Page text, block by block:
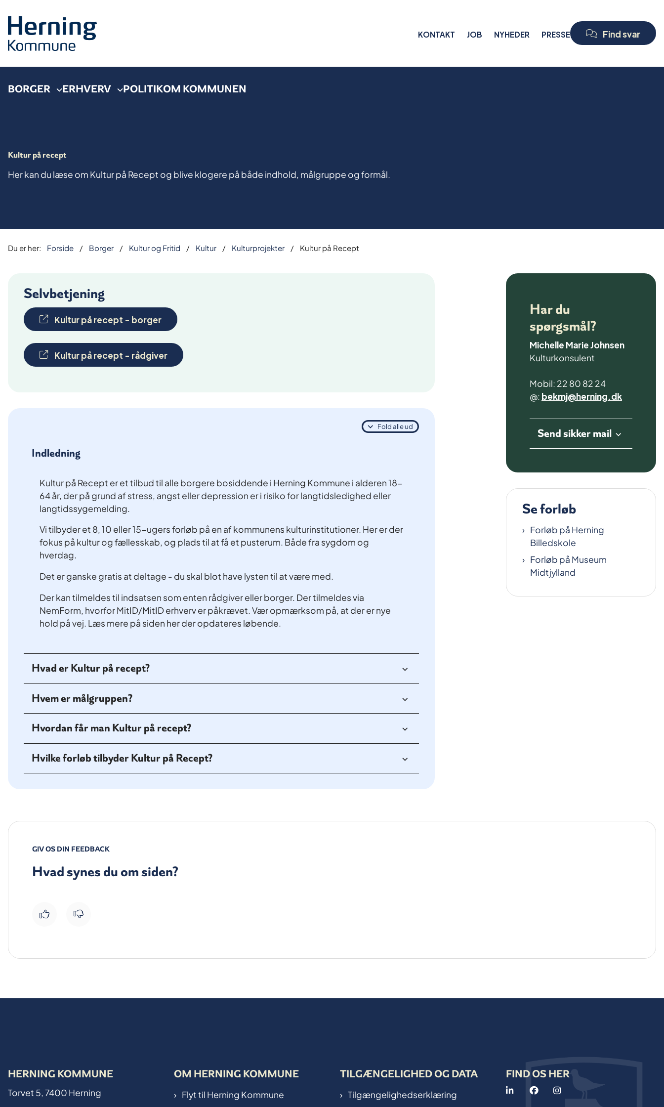
KONTAKT JOB NYHEDER PRESSE Find svar
BORGER ERHVERV POLITIKOM KOMMUNEN
Kultur på recept
Her kan du læse om Kultur på Recept og blive klogere på både indhold, målgruppe og formål.
Du er her: Forside Borger Kultur og Fritid Kultur Kulturprojekter Kultur på Recept
Selvbetjening
Kultur på recept - borger
Kultur på recept - rådgiver
Fold alle ud
Indledning
Kultur på Recept er et tilbud til alle borgere bosiddende i Herning Kommune i alderen 18-
64 år, der på grund af stress, angst eller depression er i risiko for langtidsledighed eller
langtidssygemelding.
Vi tilbyder et 8, 10 eller 15-ugers forløb på en af kommunens kulturinstitutioner. Her er der
fokus på kultur og fællesskab, og plads til at få et pusterum. Både fra sygdom og
hverdag.
Det er ganske gratis at deltage - du skal blot have lysten til at være med.
Der kan tilmeldes til indsatsen som enten rådgiver eller borger. Der tilmeldes via
NemForm, hvorfor MitID/MitID erhverv er påkrævet. Vær opmærksom på, at der er nye
hold på vej. Læs mere på siden her der opdateres løbende.
Hvad er Kultur på recept?
Hvem er målgruppen?
Hvordan får man Kultur på recept?
Hvilke forløb tilbyder Kultur på Recept?
Har du
spørgsmål?
Michelle Marie Johnsen
Kulturkonsulent
Mobil: 22 80 82 24
@:bekmj@herning.dk
Send sikker mail
Se forløb
Forløb på Herning
Billedskole
Forløb på Museum
Midtjylland
GIV OS DIN FEEDBACK
Hvad synes du om siden?
HERNING KOMMUNE
Torvet 5, 7400 Herning
OM HERNING KOMMUNE
Flyt til Herning Kommune
TILGÆNGELIGHED OG DATA
Tilgængelighedserklæring
FIND OS HER